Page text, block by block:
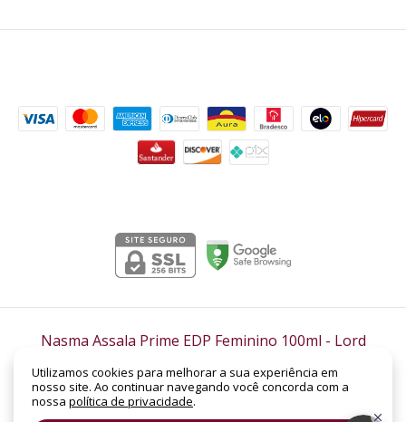
Utilizamos cookies para melhorar a sua experiência em
nosso site. Ao continuar navegando você concorda com a
nossa política de privacidade.
Nasma Assala Prime EDP Feminino 100ml - Lord
©2026. LORD PERFUMARIA - CNPJ: 14.158.962/0001-88 | SHC Sul Quadra 305 -
Bloco B, Loja Nº 19 | Asa Sul | Brasília - DF | CEP: 70.352-520. Todos os direitos
reservados.